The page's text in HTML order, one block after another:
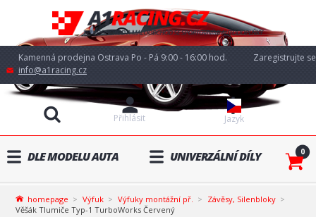
Kamenná prodejna Ostrava Po - Pá 9:00 - 16:00 hod.
info@a1racing.cz
Jazyk
Přihlásit
Zaregistrujte se
DLE MODELU AUTA UNIVERZÁLNÍ DÍLY 0
homepage Výfuk Výfuky montážní př.
Závěsy, Silenbloky
Věšák Tlumiče Typ-1 TurboWorks Červený